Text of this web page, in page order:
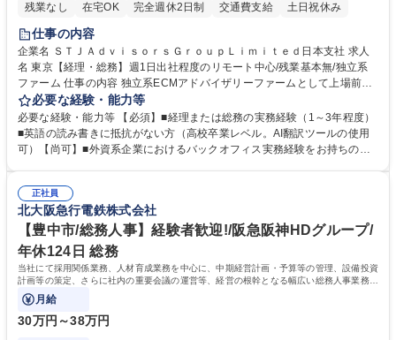
残業なし
在宅OK 完全週休2日制 交通費支給 土日祝休み
仕事の内容
企業名 ＳＴＪＡｄｖｉｓｏｒｓＧｒｏｕｐＬｉｍｉｔｅｄ日本支社 求人
名 東京【経理・総務】週1日出社程度のリモート中心/残業基本無/独立系
ファーム 仕事の内容 独立系ECMアドバイザリーファームとして上場前後
の資本市場戦略を設計する当社にて経理・総務をお任せします。基礎的な
バックオフィス業務からスタートし組織を支える専任担当として広く活躍
できる環境です。 ■日常経理、月次および年次決算サポート業務 ■本国
（グローバル）との英文メール対応（AI翻訳ツール等を使用しての対応で
業務をお任せします。残業も基本的には発生せず、ご自身のペースで業務
を進めやすく定着率の高い環境です。 募集職種 東京【経理・総務】週1日
出社程度のリモート中心/残業基本無/独立系ファーム
必要な経験・能力等
必要な経験・能力等 【必須】■経理または総務の実務経験（1～3年程度）
■英語の読み書きに抵抗がない方（高校卒業レベル。AI翻訳ツールの使用
可）【尚可】■外資系企業におけるバックオフィス実務経験をお持ちの方
【働き方について】現在は週4日程度の在宅勤務を実施しており、ワーク
ライフバランスを重視する方に最適な環境です（フルリモートも面接で相
談可）。【求める人物像】幅広いバックオフィス業務に柔軟に対応でき、
社内外と円滑にコミュニケーションを取りながら業務を推進できる方 学
歴・資格 学歴：大学院 大学 高専 短大 専修学校 高校 語学力： 資格：
正社員
北大阪急行電鉄株式会社
【豊中市/総務人事】経験者歓迎!/阪急阪神HDグループ/
年休124日 総務
当社にて採用関係業務、人材育成業務を中心に、中期経営計画・予算等の管理、設備投資
計画等の策定、さらに社内の重要会議の運営等、経営の根幹となる幅広い総務人事業務全
般を担当していただきます。
月給
30万円～38万円